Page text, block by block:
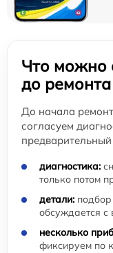
Что можно
до
До начала
согласуем
диагностика:
только потом
детали:
обсуждается с
несколько
фиксируем по